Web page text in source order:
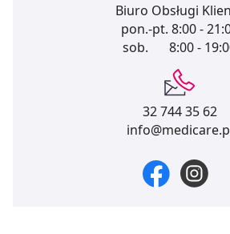
Biuro Obsługi
pon.-pt. 8:00 -
sob.
8:00 -
32 744 35 62